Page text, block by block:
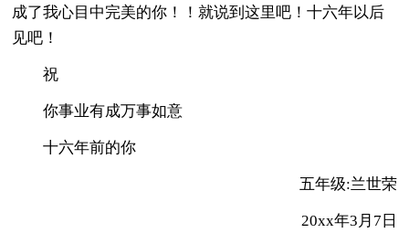
成了我心目中完美的你！！就说到这里吧！十六年以后
见吧！
祝
你事业有成万事如意
十六年前的你
五年级:兰世荣
20xx年3月7日